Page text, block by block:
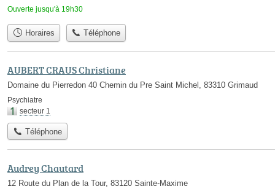
Ouverte jusqu'à 19h30
Horaires Téléphone
AUBERT CRAUS Christiane
Domaine du Pierredon 40 Chemin du Pre Saint Michel, 83310 Grimaud
Psychiatre
secteur 1
Téléphone
Audrey Chautard
12 Route du Plan de la Tour, 83120 Sainte-Maxime